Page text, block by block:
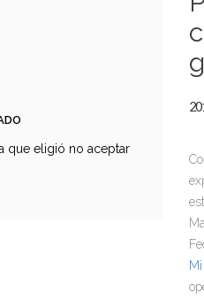
que eligió no aceptar